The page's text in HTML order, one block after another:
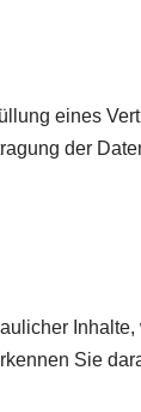
eines
der
Sie